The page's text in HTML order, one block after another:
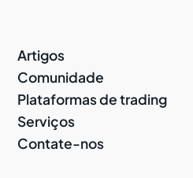
Artigos
Comunidade
Plataformas de trading
Serviços
Contate-nos